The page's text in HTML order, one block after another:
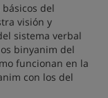
del
visión y
sistema verbal
binyanim del
funcionan en la
con los del